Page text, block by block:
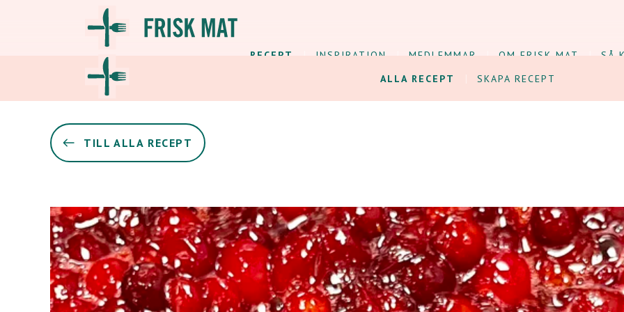
RECEPT INSPIRATION MEDLEMMAR OM FRISK MAT SÅ
ALLA RECEPT SKAPA RECEPT
TILL ALLA RECEPT